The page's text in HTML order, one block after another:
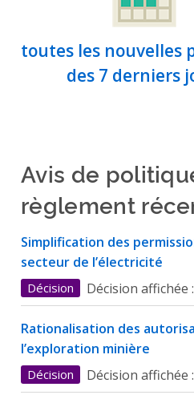
toutes les nouvelles
des 7 derniers
Avis de
règlement
Simplification des
secteur de l’électricité
Décision Décision affichée :
Rationalisation des
l’exploration minière
Décision Décision affichée :